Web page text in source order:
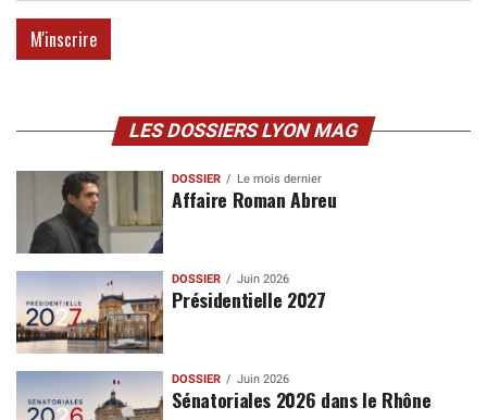
LES DOSSIERS LYON MAG
DOSSIER Le mois dernier
Affaire Roman Abreu
DOSSIER Juin 2026
Présidentielle 2027
DOSSIER Juin 2026
Sénatoriales 2026 dans le Rhône